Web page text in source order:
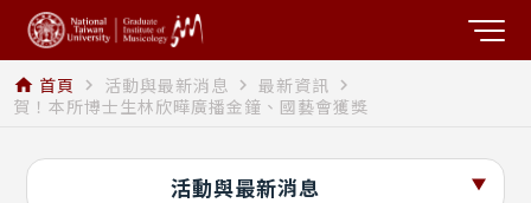
home 首頁 navigate_next 活動與最新消息 navigate_next 最新資訊 navigate_next
賀！本所博士生林欣曄廣播金鐘、國藝會獲獎
活動與最新消息